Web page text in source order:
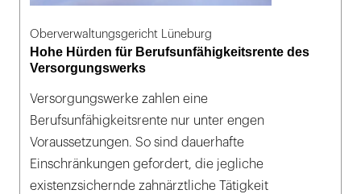
Oberverwaltungsgericht Lüneburg
Hohe Hürden für Berufsunfähigkeitsrente des
Versorgungswerks
Versorgungswerke zahlen eine
Berufsunfähigkeitsrente nur unter engen
Voraussetzungen. So sind dauerhafte
Einschränkungen gefordert, die jegliche
existenzsichernde zahnärztliche Tätigkeit